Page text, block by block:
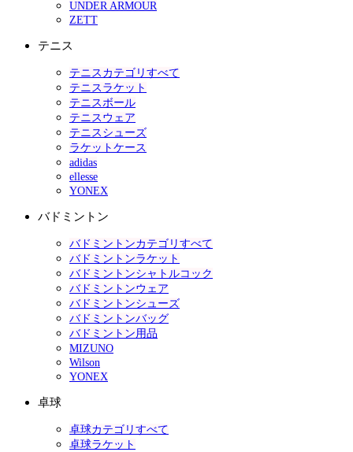
UNDER ARMOUR
ZETT
テニス
テニスカテゴリすべて
テニスラケット
テニスボール
テニスウェア
テニスシューズ
ラケットケース
adidas
ellesse
YONEX
バドミントン
バドミントンカテゴリすべて
バドミントンラケット
バドミントンシャトルコック
バドミントンウェア
バドミントンシューズ
バドミントンバッグ
バドミントン用品
MIZUNO
Wilson
YONEX
卓球
卓球カテゴリすべて
卓球ラケット